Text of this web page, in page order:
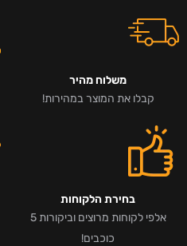
משלוח מהיר
קבלו את המוצר במהירות!
בחירת הלקוחות
אלפי לקוחות מרוצים וביקורות 5
כוכבים!